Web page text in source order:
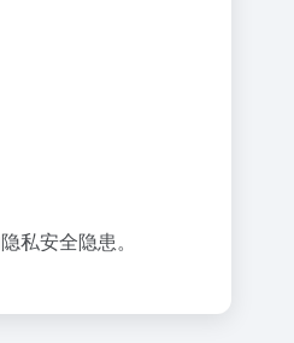
私安全隐患。